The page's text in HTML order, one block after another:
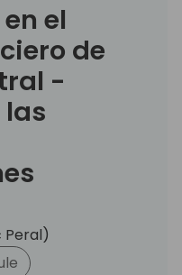
el
de
-
las
Peral)